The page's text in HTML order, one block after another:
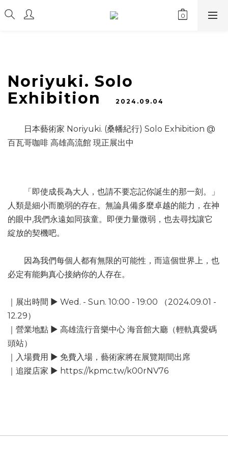
Noriyuki. Solo
Exhibition⁣
2024.09.04
日本藝術家 Noriyuki. (桑幡紀行) Solo Exhibition⁣ @
百瓦哥咖啡 高雄高流館 現正展出中
「即使成長為大人，也請不要忘記你誕生的那一刻。」⁣
人類是細小而脆弱的存在。無論具備多麼卓越的能力，在神
的眼中,我們永⁣遠如同孩童。即便力量微弱，也去尋找讓它
綻放的契機吧。⁣
因為我們每個人都有無限的可能性，而這個世界上，也
必定有能夠真心接納你的人存在。⁣
｜展出時間 ► Wed. - Sun. 10:00 - 19:00 （2024.09.01 -
12.29⁣）
｜營業地點 ► 高雄流行音樂中心 海音館大廳（輕軌真愛碼
頭站）
｜入場費用 ► 免費入場，藝術家將在展覽期間出席
｜追蹤店家 ► https://kpmc.tw/k00rNV76